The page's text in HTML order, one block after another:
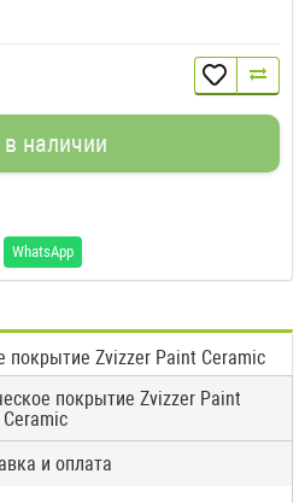
наличии
WhatsApp
покрытие Zvizzer Paint Ceramic
покрытие Zvizzer Paint
Ceramic
и оплата